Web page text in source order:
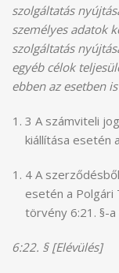
szolgáltatás
személyes adatok
szolgáltatás
egyéb célok
ebben az esetben
3 A számviteli
kiállítása esetén
4 A
esetén a Polgári
törvény 6:21. §-
6:22. § [Elévülés]